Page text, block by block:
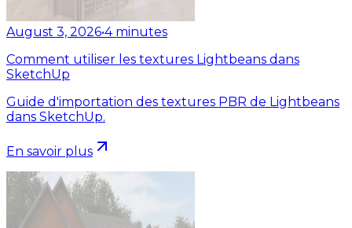
August 3, 2026•4 minutes
Comment utiliser les textures Lightbeans dans
SketchUp
Guide d'importation des textures PBR de Lightbeans
dans SketchUp.
En savoir plus